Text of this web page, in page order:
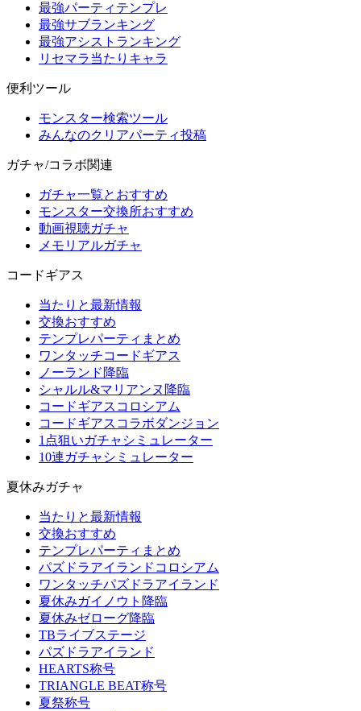
最強パーティテンプレ
最強サブランキング
最強アシストランキング
リセマラ当たりキャラ
便利ツール
モンスター検索ツール
みんなのクリアパーティ投稿
ガチャ/コラボ関連
ガチャ一覧とおすすめ
モンスター交換所おすすめ
動画視聴ガチャ
メモリアルガチャ
コードギアス
当たりと最新情報
交換おすすめ
テンプレパーティまとめ
ワンタッチコードギアス
ノーランド降臨
シャルル&マリアンヌ降臨
コードギアスコロシアム
コードギアスコラボダンジョン
1点狙いガチャシミュレーター
10連ガチャシミュレーター
夏休みガチャ
当たりと最新情報
交換おすすめ
テンプレパーティまとめ
パズドラアイランドコロシアム
ワンタッチパズドラアイランド
夏休みガイノウト降臨
夏休みゼローグ降臨
TBライブステージ
パズドラアイランド
HEARTS称号
TRIANGLE BEAT称号
夏祭称号